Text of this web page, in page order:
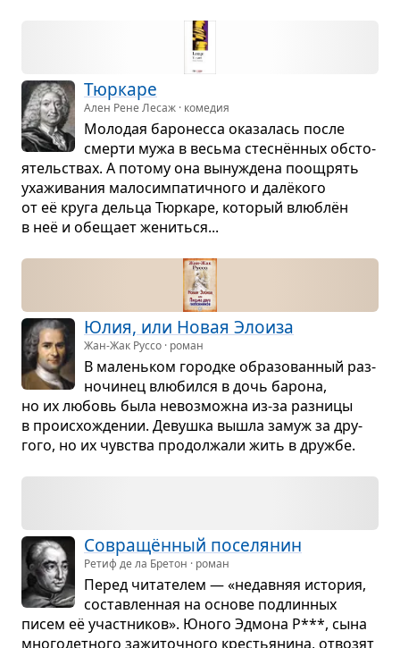
Тюр­каре
Ален Рене Лесаж · комедия
Моло­дая баро­несса ока­за­лась после
смерти мужа в весьма стес­нён­ных обсто­
я­тель­ствах. А потому она выну­ждена поощрять
уха­жи­ва­ния мало­сим­па­тич­ного и далёкого
от её круга дельца Тюр­каре, кото­рый влю­блён
в неё и обе­щает жениться...
Юлия, или Новая Эло­иза
Жан-Жак Руссо · роман
В малень­ком городке обра­зо­ван­ный раз­
но­чи­нец влю­бился в дочь барона,
но их любовь была невоз­можна из-за раз­ницы
в про­ис­хо­жде­нии. Девушка вышла замуж за дру­
гого, но их чув­ства про­дол­жали жить в дружбе.
Совра­щён­ный посе­ля­нин
Ретиф де ла Бретон · роман
Перед чита­те­лем — «недав­няя исто­рия,
состав­лен­ная на основе под­лин­ных
писем её участ­ни­ков». Юного Эдмона Р***, сына
мно­го­дет­ного зажи­точ­ного кре­стья­нина, отво­зят